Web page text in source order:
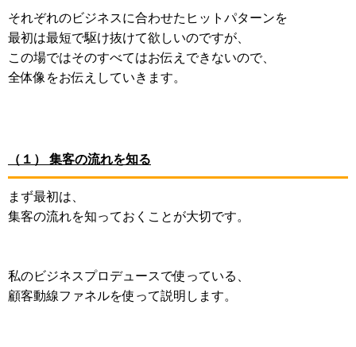
それぞれのビジネスに合わせたヒットパターンを
最初は最短で駆け抜けて欲しいのですが、
この場ではそのすべてはお伝えできないので、
全体像をお伝えしていきます。
（１） 集客の流れを知る
まず最初は、
集客の流れを知っておくことが大切です。
私のビジネスプロデュースで使っている、
顧客動線ファネルを使って説明します。